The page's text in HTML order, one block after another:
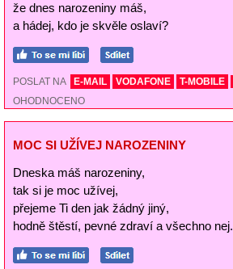
že dnes narozeniny máš,
a hádej, kdo je skvěle oslaví?
POSLAT NA E-MAIL VODAFONE T-MOBILE
OHODNOCENO
MOC SI UŽÍVEJ NAROZENINY
Dneska máš narozeniny,
tak si je moc užívej,
přejeme Ti den jak žádný jiný,
hodně štěstí, pevné zdraví a všechno nej.